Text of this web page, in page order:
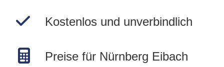
Kostenlos und unverbindlich
Preise für Nürnberg Eibach